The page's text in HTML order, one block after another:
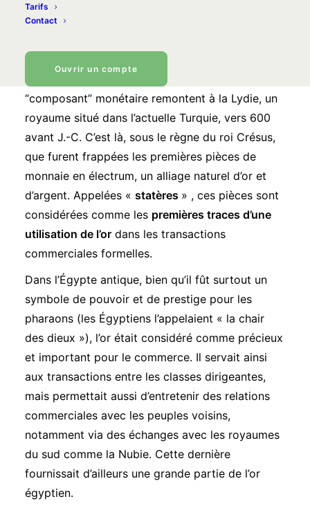
Tarifs
Contact
Ouvrir un compte
jaune en tant que monnaie
Les premières utilisations de l’or comme
“composant” monétaire remontent à la Lydie, un
royaume situé dans l’actuelle Turquie, vers 600
avant J.-C. C’est là, sous le règne du roi Crésus,
que furent frappées les premières pièces de
monnaie en électrum, un alliage naturel d’or et
d’argent. Appelées « statères » , ces pièces sont
considérées comme les premières traces d’une
utilisation de l’or dans les transactions
commerciales formelles.
Dans l’Égypte antique, bien qu’il fût surtout un
symbole de pouvoir et de prestige pour les
pharaons (les Égyptiens l’appelaient « la chair
des dieux »), l’or était considéré comme précieux
et important pour le commerce. Il servait ainsi
aux transactions entre les classes dirigeantes,
mais permettait aussi d’entretenir des relations
commerciales avec les peuples voisins,
notamment via des échanges avec les royaumes
du sud comme la Nubie. Cette dernière
fournissait d’ailleurs une grande partie de l’or
égyptien.